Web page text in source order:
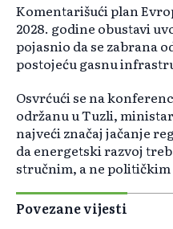
Komentarišući plan
2028. godine obustavi
pojasnio da se zabrana
postojeću gasnu
Osvrćući se na
održanu u Tuzli,
najveći značaj jačanje
da energetski razvoj
stručnim, a ne
Povezane vijesti